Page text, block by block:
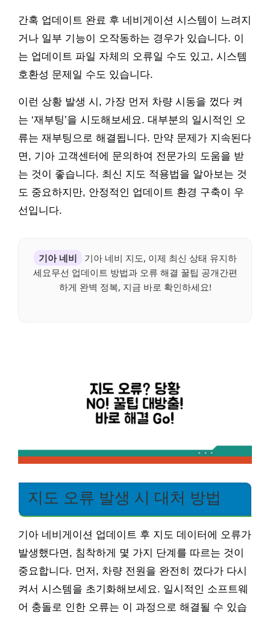
간혹 업데이트 완료 후 네비게이션 시스템이 느려지
거나 일부 기능이 오작동하는 경우가 있습니다. 이
는 업데이트 파일 자체의 오류일 수도 있고, 시스템
호환성 문제일 수도 있습니다.
이런 상황 발생 시, 가장 먼저 차량 시동을 껐다 켜
는 ‘재부팅’을 시도해보세요. 대부분의 일시적인 오
류는 재부팅으로 해결됩니다. 만약 문제가 지속된다
면, 기아 고객센터에 문의하여 전문가의 도움을 받
는 것이 좋습니다. 최신 지도 적용법을 알아보는 것
도 중요하지만, 안정적인 업데이트 환경 구축이 우
선입니다.
기아 네비
기아 네비 지도, 이제 최신 상태 유지하
세요무선 업데이트 방법과 오류 해결 꿀팁 공개간편
하게 완벽 정복, 지금 바로 확인하세요!
지도 오류 발생 시 대처 방법
기아 네비게이션 업데이트 후 지도 데이터에 오류가
발생했다면, 침착하게 몇 가지 단계를 따르는 것이
중요합니다. 먼저, 차량 전원을 완전히 껐다가 다시
켜서 시스템을 초기화해보세요. 일시적인 소프트웨
어 충돌로 인한 오류는 이 과정으로 해결될 수 있습